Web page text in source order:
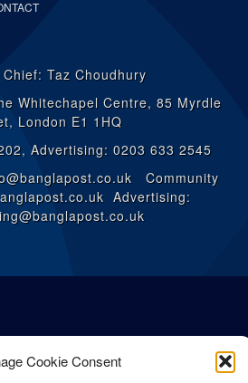
Cookie Consent
Taz Choudhury
Whitechapel Centre, 85 Myrdle
London E1 1HQ
Advertising: 0203 633 2545
Community
Advertising: